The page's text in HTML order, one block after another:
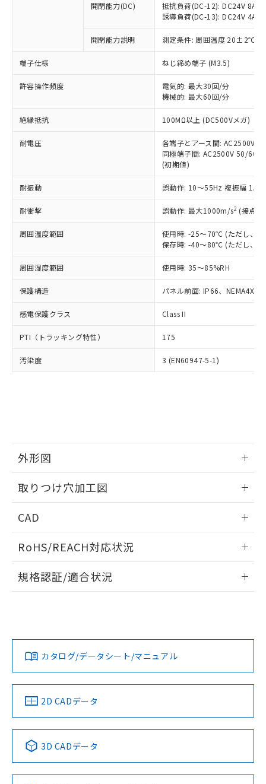
開閉能力(DC)
抵抗負荷(DC-12): DC24V 8A/
誘導負荷(DC-13): DC24V 4A/
開閉能力説明 測定条件: 周囲温度 20±2℃、
端子仕様 ねじ締め端子 (M3.5)
許容操作頻度
電気的: 最大30回/分
機械的: 最大60回/分
絶縁抵抗 100MΩ以上 (DC500Vメガ)
耐電圧
各端子とアース間: AC2500V
同極端子間: AC2500V 50/
(初期値)
耐振動 誤動作: 10～55Hz 複振幅
耐衝撃 誤動作: 最大1000m/s2 (接点
周囲温度範囲
使用時: -25～70℃ (ただし、氷
保存時: -40～80℃ (ただし、氷
周囲湿度範囲 使用時: 35～85%RH
保護構造 パネル前面: IP66、NEMA4X,
感電保護クラス Class II
PTI（トラッキング特性） 175
汚染度 3 (EN60947-5-1)
外形図
取りつけ穴加工図
CAD
ドすることができます。
ログイン/会員登録
ダウンロードデータをご利用いただく前に、以下を必ずお読
みください。
ソフトウェアの使用条件
RoHS/REACH対応状況
EU RoHS 注意事項・凡例
対応済み
中国 RoHS 注意事項・凡例
Pb Hg Cd Cr(VI)
規格認証/適合状況
LR型式承認
（イギリス
船舶規格）
DNV型式承認
（ノルウェー
BV型式承認
（フランス
KR型式
（韓国
No No No No
この製品の規格認証/適合状況ページへ
その他の認証はこちらのページからご検索ください
カタログ/データシート/マニュアル
2D CADデータ
3D CADデータ
以下の条件をお読みいただき、同意のうえ
ご利用ください。
本サービスは、当社制御機器事業取扱
商品の当社在庫状況および標準価格
(税抜)を提供させていただくもので
当社制御機器事業取扱商品の中には、
本サービスの対象外となる商品もある
ことをご了承ください。
在庫状況および標準価格照会結果は、
記載している更新日時点での社内デー
タに基づき作成されるものであり、閲
覧された時点での実際の在庫および標
準価格とは異なる場合があることをご
正式な納期状況および標準価格はお客
様のお取引先、またはお客様担当のオ
ムロン制御機器販売店・当社販売員に
オムロン制御機器販売店や当社販売拠
販売ネットワーク
」をご確認
在庫状況および標準価格結果を当社の
事前の承諾なく第三者に漏洩または開
示しないようお願いします。
マイパーツ機能（部品リスト作成サー
ビス）をご利用いただくには、I-Web
品・サービスに関するお客様との取
の共同利用に関して"
用者の範囲」に記載されている法人を
対応予定なし：EU RoHS指令（10物質）の
非含有に非対応の商品で、対応品を出す予
調査・確認中：EU RoHS指令（10物質）の
非含有の対応状況を調査中または確認中の
商品です。
非該当品：ライセンス料など無形物で、有
害物質有無と関係のない商品です。
仕入先様の事情により、非含有部品として
いたものが、含有品と判明した場合などや
むを得ず変更することがあります。
鉛(Pb) 1000ppm以下、 水銀(Hg) 1000ppm以下、 カド
六価クロム(Cr(Ⅵ)) 1000ppm以下、ポリ臭化ビフェニル
類(PBB) 1000ppm以下、ポリ臭化ジフェニルエーテル類
ルベンジル（BBP） 1000ppm以下、フタル酸ジブチル
（DBP） 1000ppm以下、フタル酸ジイソブチル
但し、RoHS指令で産業用監視および制御機器に対する
適用除外項目は除く。
フタル酸エステル類の４物質については閾値を超える意
図的な使用がないことを確認しています。
部品在庫の切り替え状況などにより、予定
月が前後することがあります。
EU RoHS指令（10物質）の非含有証明書
51物質の非含有証明書（当社基準）
※本証明書は発行日時点で非含有を証明す
物質の対応では、対応完了までの期間は出
荷製品に未対応品が混在することから備考
欄に対応日を記載しておりました。
既に当社にて対応品への在庫切替を完了
「○」：最大均質材料含有率が中国RoHSの
基準値以下であることを示します。
「×」：最大均質材料含有率が中国RoHSの
基準値を超えていることを示します。
「－」：未確認です。当社販売部門へお問
*中国RoHS10物質の基準値 (GB/T26572)：
Pb(鉛) :1000ppm、 Hg(水銀) : 1000ppm、 Cd(カドミウ
Cr(Ⅵ)(六価クロム) : 1000ppm、 PBBs(ポリ臭化ビフェ
ニル類) : 1000ppm、 PBDEs(ポリ臭化ジフェニルエーテ
ル類) : 1000ppm、
DBP(フタル酸ジブチル) : 1000ppm、 DIBP(フタル酸ジ
イソブチル) : 1000ppm、 BBP(フタル酸ブチルベンジ
DEHP(フタル酸ビス(2-エチルヘキシル)) : 1000ppm
「ｅ」：有害物質（10物質）のすべてが基
準値以下であることを示します。
「10」：通常の使用状況下において有害物
質が外部に漏えいし、環境に深刻な影響を
及ぼさない年数を意味します。
当社は、これら貴社製品のうち、外国
為替および外国貿易法に定める商品
（以下｢規制貨物等」という）を輸出
または国外への提供する場合は、日本
国政府の輸出許可(または役務取引許
可)を取得するなどの必要な手続きを
当社は規制貨物を破棄する場合は、完
全に破砕するなど、違法に輸出されな
いよう必要な手段を講じます。
当社は貴社製品を、核兵器、ミサイ
ル、化学兵器、生物兵器またはその他
武器並びにこれらの製造装置等に一切
当社は、貴社製品を第三者に販売する
場合は、上記1、2および3の内容を当
該第三者に通知します。また当社は、
販売先および販売に係わる関係者が違
法に輸出するおそれがある場合は、取
り引きをいたしません。
一定数以上の在庫あり
一定数には満たないが在庫あり
在庫なし(最新の在庫状況につ
いては、お客様のお取引先、ま
たはお客様担当のオムロン制御
機器販売店・当社販売員にご確
受注生産機種、また在庫状況の
情報を公開していない機種